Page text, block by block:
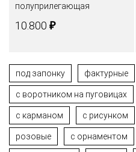
полуприлегающая
10.800 ₽
под запонку фактурные
c воротником на пуговицах
с карманом с рисунком
розовые с орнаментом